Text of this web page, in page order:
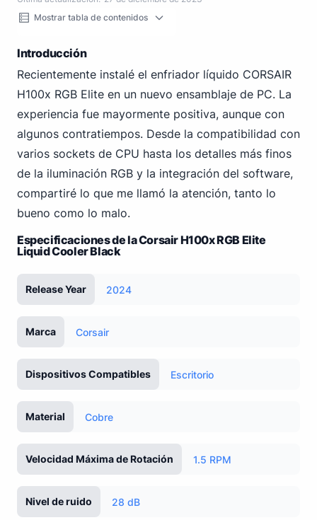
Mostrar tabla de contenidos
Introducción
Recientemente instalé el enfriador líquido CORSAIR
H100x RGB Elite en un nuevo ensamblaje de PC. La
experiencia fue mayormente positiva, aunque con
algunos contratiempos. Desde la compatibilidad con
varios sockets de CPU hasta los detalles más finos
de la iluminación RGB y la integración del software,
compartiré lo que me llamó la atención, tanto lo
bueno como lo malo.
Especificaciones de la Corsair H100x RGB Elite
Liquid Cooler Black
Release Year 2024
Marca Corsair
Dispositivos Compatibles Escritorio
Material Cobre
Velocidad Máxima de Rotación 1.5 RPM
Nivel de ruido 28 dB